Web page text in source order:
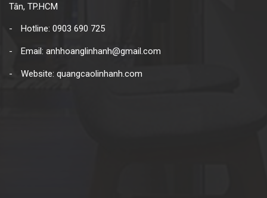
Tân, TP.HCM
Hotline: 0903 690 725
Email: anhhoanglinhanh@gmail.com
Website: quangcaolinhanh.com